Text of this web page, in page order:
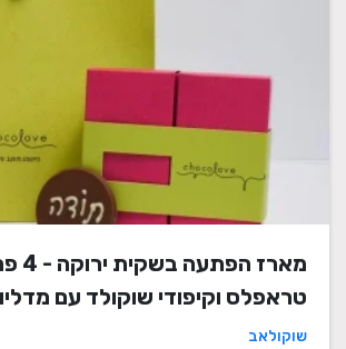
מארז
טראפלס וקיפודי שוקולד עם
שוקולאב